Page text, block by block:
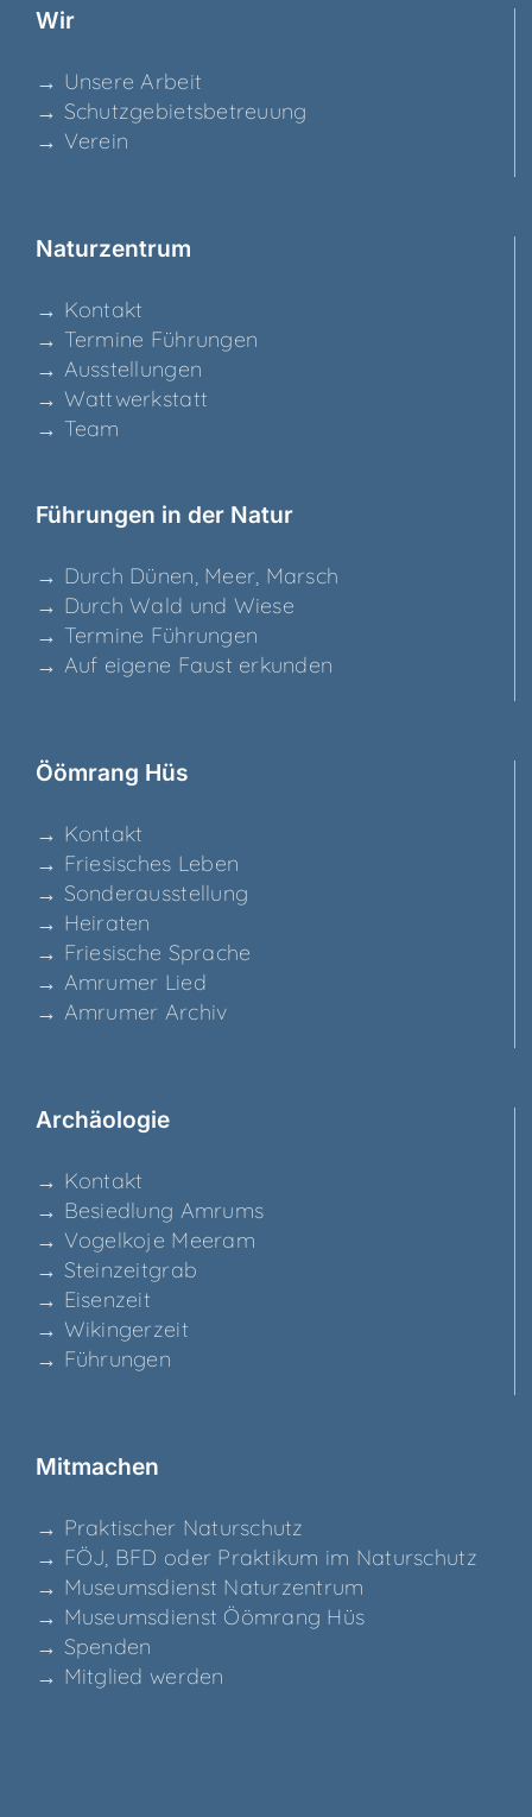
Wir
→ Unse­re Arbeit
→ Schutz­ge­biets­be­treu­ung
→ Ver­ein
Natur­zen­trum
→ Kon­takt
→ Ter­mi­ne Führungen
→ Aus­stel­lun­gen
→ Watt­werk­statt
→ Team
Füh­run­gen in der Natur
→ Durch Dünen, Meer, Marsch
→ Durch Wald und Wiese
→ Ter­mi­ne Führungen
→ Auf eige­ne Faust erkunden
Ööm­rang Hüs
→ Kon­takt
→ Frie­si­sches Leben
→ Son­der­aus­stel­lung
→ Hei­ra­ten
→ Frie­si­sche Sprache
→ Amru­mer Lied
→ Amru­mer Archiv
Archäo­lo­gie
→ Kon­takt
→ Besied­lung Amrums
→ Vogel­ko­je Meeram
→ Stein­zeit­grab
→ Eisen­zeit
→ Wikin­ger­zeit
→ Füh­run­gen
Mit­ma­chen
→ Prak­ti­scher Naturschutz
→ FÖJ, BFD oder Prak­ti­kum im Naturschutz
→ Muse­ums­dienst Naturzentrum
→ Muse­ums­dienst Ööm­rang Hüs
→ Spen­den
→ Mit­glied werden